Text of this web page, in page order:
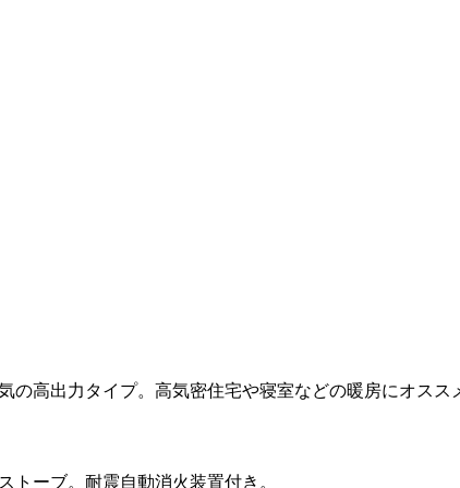
高出力タイプ。高気密住宅や寝室などの暖房にオスス
トーブ。耐震自動消火装置付き。